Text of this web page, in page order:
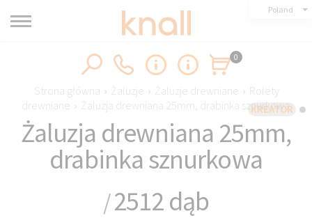
KREATOR
Poland
0
Strona główna › Żaluzje › Żaluzje drewniane › Rolety
drewniane
› Żaluzja drewniana 25mm, drabinka sznurkowa
Żaluzja drewniana 25mm,
drabinka sznurkowa
/2512 dąb